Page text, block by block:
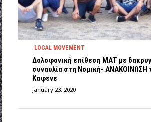
LOCAL MOVEMENT
Δολοφονική επίθεση ΜΑΤ με
συναυλία στη Νομική- ΑΝΑΚΟΙΝΩΣΗ
Καφενε
January 23, 2020